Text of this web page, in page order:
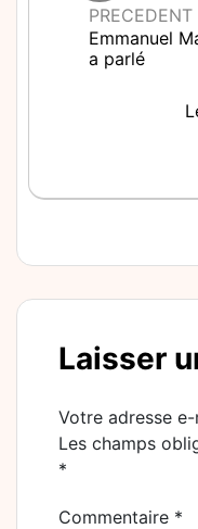
PRECEDENT
Emmanuel
a parlé
Laisser
Votre adresse
Les champs
*
Commentaire *